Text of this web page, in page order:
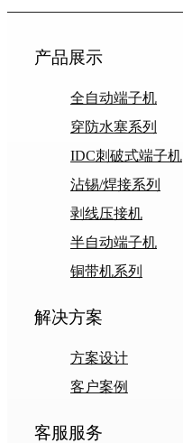
产品展示
全自动端子机
穿防水塞系列
IDC刺破式端子机
沾锡/焊接系列
剥线压接机
半自动端子机
铜带机系列
解决方案
方案设计
客户案例
客服服务